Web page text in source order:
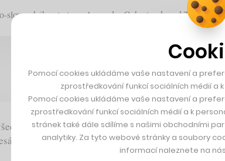
slovenského startupu Around o Cybertrucku od Tesly
Doporučujeme
fanoušky meče, magie, elfů,
let. Ale věděli jste o jejich divokých
Pomocí cookies ukládáme vaše nastavení a
zprostředkování funkcí sociálních médií a
Pomocí cookies ukládáme vaše nastavení a
zprostředkování funkcí sociálních médií a k
stránek také dále sdílíme s našimi obchodními
analytiky. Za tyto webové stránky a soubory
informací naleznete na